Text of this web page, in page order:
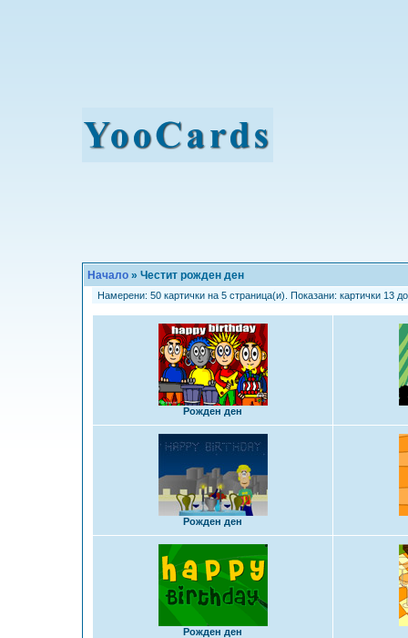
Начало » Честит рожден ден
Намерени: 50 картички на 5 страница(и). Показани: картички 13
Рожден ден
Рожден ден
Рожден ден